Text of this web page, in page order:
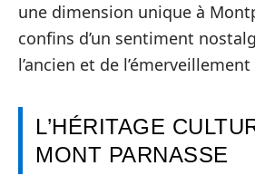
une dimension unique à
confins d’un sentiment
l’ancien et de
L’HÉRITAGE
MONT PARNASSE